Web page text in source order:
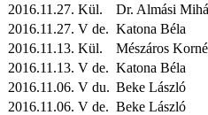
2016.11.27. Kül. Dr. Almási
2016.11.27. V de. Katona Béla
2016.11.13. Kül. Mészáros
2016.11.13. V de. Katona Béla
2016.11.06. V du. Beke László
2016.11.06. V de. Beke László